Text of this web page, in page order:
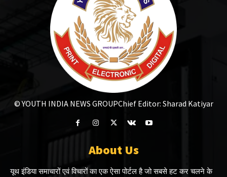
© YOUTH INDIA NEWS GROUPChief Editor: Sharad Katiyar
About Us
यूथ इंडिया समाचारों एवं विचारों का एक ऐसा पोर्टल है जो सबसे हट कर चलने के